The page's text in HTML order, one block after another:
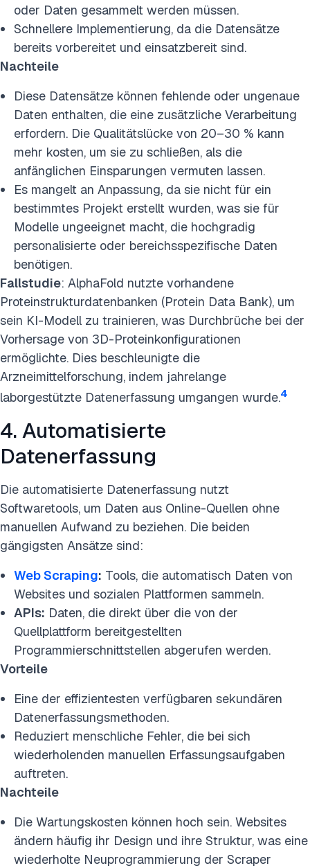
oder Daten gesammelt werden müssen.
Schnellere Implementierung, da die Datensätze
bereits vorbereitet und einsatzbereit sind.
Nachteile
Diese Datensätze können fehlende oder ungenaue
Daten enthalten, die eine zusätzliche Verarbeitung
erfordern. Die Qualitätslücke von 20–30 % kann
mehr kosten, um sie zu schließen, als die
anfänglichen Einsparungen vermuten lassen.
Es mangelt an Anpassung, da sie nicht für ein
bestimmtes Projekt erstellt wurden, was sie für
Modelle ungeeignet macht, die hochgradig
personalisierte oder bereichsspezifische Daten
benötigen.
Fallstudie: AlphaFold nutzte vorhandene
Proteinstrukturdatenbanken (Protein Data Bank), um
sein KI-Modell zu trainieren, was Durchbrüche bei der
Vorhersage von 3D-Proteinkonfigurationen
ermöglichte. Dies beschleunigte die
Arzneimittelforschung, indem jahrelange
laborgestützte Datenerfassung umgangen wurde.4
4. Automatisierte
Datenerfassung
Die automatisierte Datenerfassung nutzt
Softwaretools, um Daten aus Online-Quellen ohne
manuellen Aufwand zu beziehen. Die beiden
gängigsten Ansätze sind:
Web Scraping: Tools, die automatisch Daten von
Websites und sozialen Plattformen sammeln.
APIs: Daten, die direkt über die von der
Quellplattform bereitgestellten
Programmierschnittstellen abgerufen werden.
Vorteile
Eine der effizientesten verfügbaren sekundären
Datenerfassungsmethoden.
Reduziert menschliche Fehler, die bei sich
wiederholenden manuellen Erfassungsaufgaben
auftreten.
Nachteile
Die Wartungskosten können hoch sein. Websites
ändern häufig ihr Design und ihre Struktur, was eine
wiederholte Neuprogrammierung der Scraper